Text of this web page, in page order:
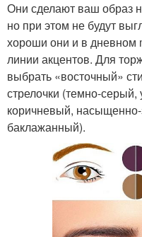
Они сделают ваш образ
но при этом не будут
хороши они и в дневном
линии акцентов. Для
выбрать «восточный»
стрелочки (темно-
коричневый,
баклажанный).